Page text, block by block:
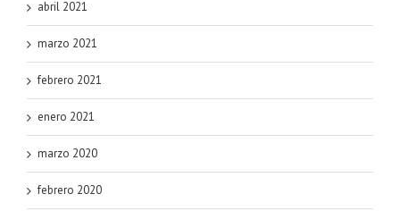
abril 2021
marzo 2021
febrero 2021
enero 2021
marzo 2020
febrero 2020